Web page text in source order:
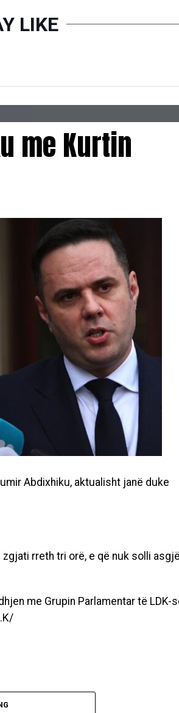
LIKE
me Kurtin
Abdixhiku, aktualisht janë duke
rreth tri orë, e që nuk solli
me Grupin Parlamentar të LDK-